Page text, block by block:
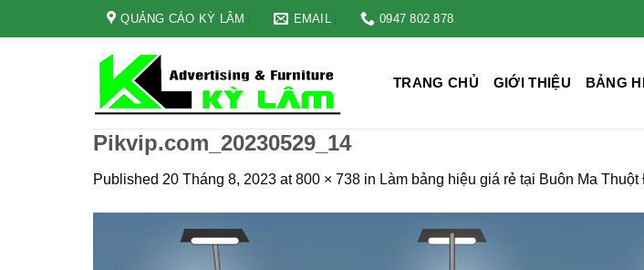
QUẢNG CÁO KỲ LÂM EMAIL 0947 802 878
TRANG CHỦ GIỚI THIỆU BẢNG
Pikvip.com_20230529_14
Published 20 Tháng 8, 2023 at800 × 738 in Làm bảng hiệu giá rẻ tại Buôn Ma